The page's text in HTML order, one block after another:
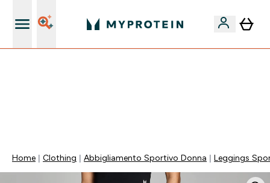
Home Clothing Abbigliamento Sportivo Donna Leggings